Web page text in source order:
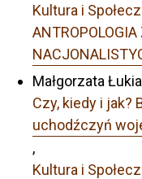
Kultura i
Małgorzata
Czy, kiedy i jak?
uchodźczyń
,
Kultura i